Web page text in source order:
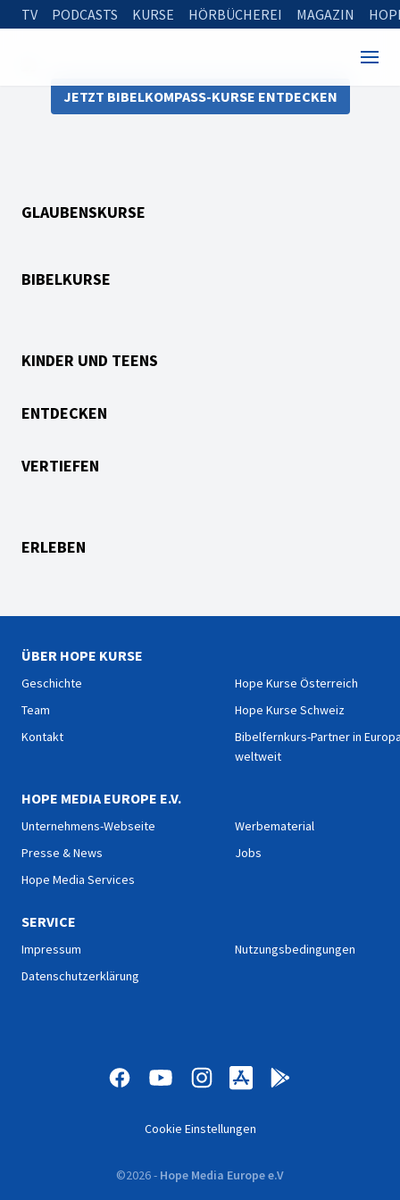
TV PODCASTS KURSE HÖRBÜCHEREI MAGAZIN
JETZT BIBELKOMPASS-KURSE ENTDECKEN
GLAUBENSKURSE
BIBELKURSE
KINDER UND TEENS
ENTDECKEN
VERTIEFEN
ERLEBEN
ÜBER HOPE KURSE
Geschichte
Team
Kontakt
Hope Kurse Österreich
Hope Kurse Schweiz
Bibelfernkurs-Partner in
weltweit
HOPE MEDIA EUROPE E.V.
Unternehmens-Webseite
Presse & News
Hope Media Services
Werbematerial
Jobs
SERVICE
Impressum
Datenschutzerklärung
Nutzungsbedingungen
Cookie Einstellungen
©2026- Hope Media Europe e.V